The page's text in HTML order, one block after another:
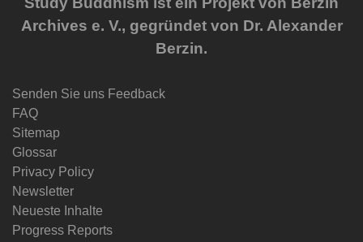
Archives e. V., gegründet von Dr. Alexander
Berzin.
Senden Sie uns Feedback
FAQ
Sitemap
Glossar
Privacy Policy
Newsletter
Neueste Inhalte
Progress Reports